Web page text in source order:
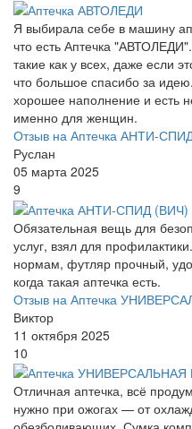
Я выбирала себе в машину
что есть Аптечка
такие как у всех, даже если
что большое спасибо за
хорошее наполнение и есть
именно для женщин.
Отзыв на Аптечка АНТИ-
Руслан
05 марта 2025
9
Обязательная вещь для
услуг, взял для
нормам, футляр прочный,
когда такая аптечка есть.
Отзыв на Аптечка
Виктор
11 октября 2025
10
Отличная аптечка, всё
нужно при ожогах — от